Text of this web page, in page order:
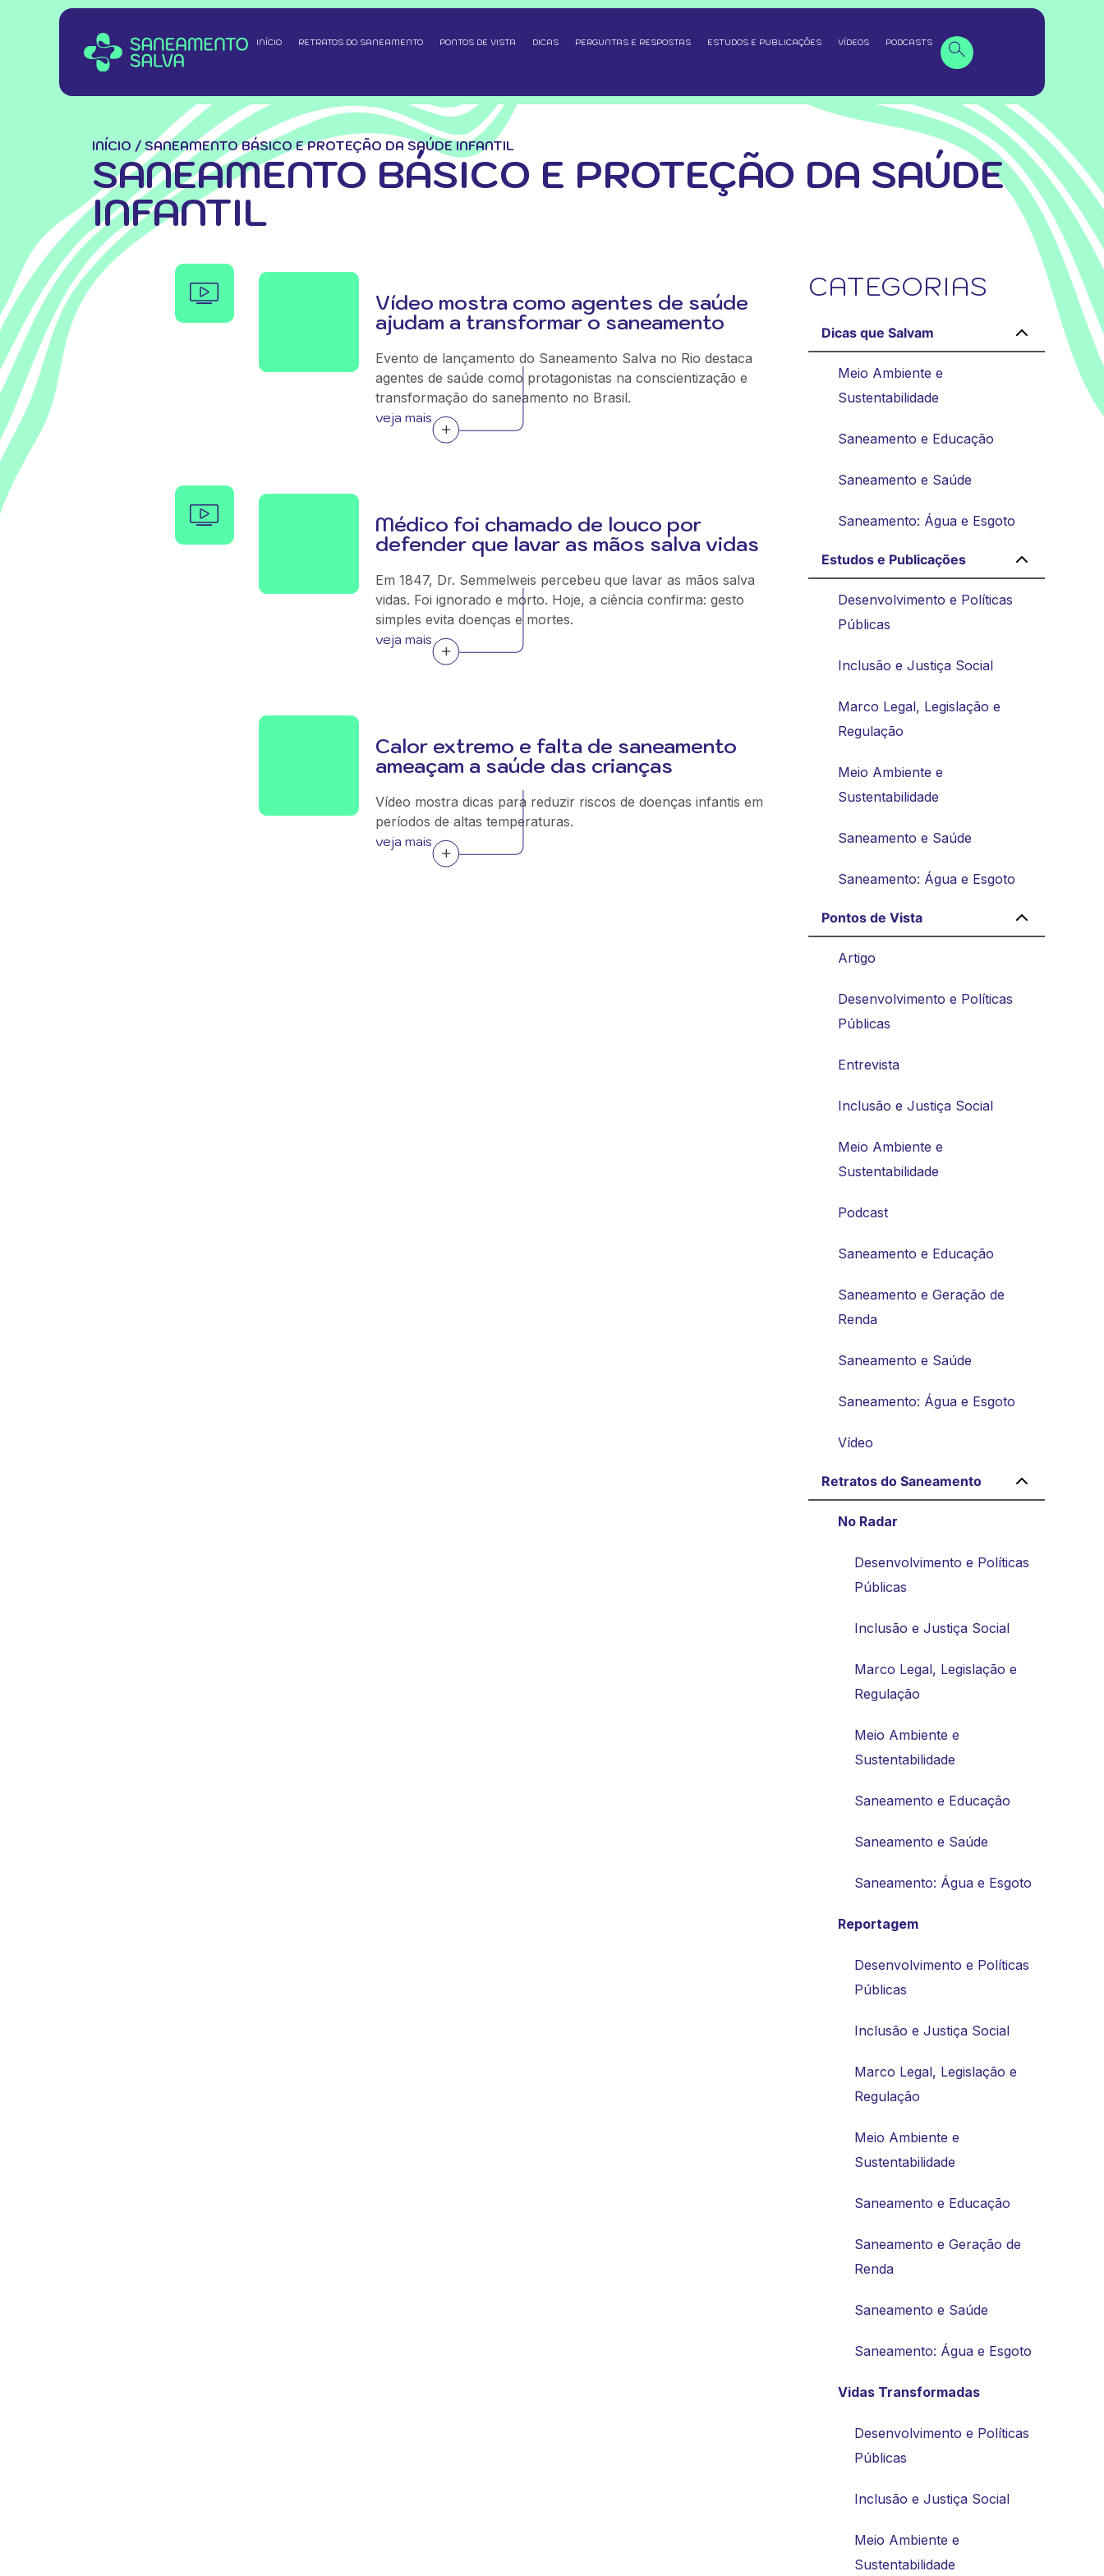
INÍCIO RETRATOS DO SANEAMENTO PONTOS DE VISTA DICAS PERGUNTAS E RESPOSTAS ESTUDOS E PUBLICAÇÕES VÍDEOS PODCASTS
INÍCIO / SANEAMENTO BÁSICO E PROTEÇÃO DA SAÚDE INFANTIL
SANEAMENTO BÁSICO E PROTEÇÃO DA SAÚDE
INFANTIL
Vídeo mostra como agentes de saúde
ajudam a transformar o saneamento
Evento de lançamento do Saneamento Salva no Rio destaca
agentes de saúde como protagonistas na conscientização e
transformação do saneamento no Brasil.
veja mais
Médico foi chamado de louco por
defender que lavar as mãos salva vidas
Em 1847, Dr. Semmelweis percebeu que lavar as mãos salva
vidas. Foi ignorado e morto. Hoje, a ciência confirma: gesto
simples evita doenças e mortes.
veja mais
Calor extremo e falta de saneamento
ameaçam a saúde das crianças
Vídeo mostra dicas para reduzir riscos de doenças infantis em
períodos de altas temperaturas.
veja mais
CATEGORIAS
Dicas que Salvam
Meio Ambiente e
Sustentabilidade
Saneamento e Educação
Saneamento e Saúde
Saneamento: Água e Esgoto
Estudos e Publicações
Desenvolvimento e Políticas
Públicas
Inclusão e Justiça Social
Marco Legal, Legislação e
Regulação
Meio Ambiente e
Sustentabilidade
Saneamento e Saúde
Saneamento: Água e Esgoto
Pontos de Vista
Artigo
Desenvolvimento e Políticas
Públicas
Entrevista
Inclusão e Justiça Social
Meio Ambiente e
Sustentabilidade
Podcast
Saneamento e Educação
Saneamento e Geração de
Renda
Saneamento e Saúde
Saneamento: Água e Esgoto
Vídeo
Retratos do Saneamento
No Radar
Desenvolvimento e Políticas
Públicas
Inclusão e Justiça Social
Marco Legal, Legislação e
Regulação
Meio Ambiente e
Sustentabilidade
Saneamento e Educação
Saneamento e Saúde
Saneamento: Água e Esgoto
Reportagem
Desenvolvimento e Políticas
Públicas
Inclusão e Justiça Social
Marco Legal, Legislação e
Regulação
Meio Ambiente e
Sustentabilidade
Saneamento e Educação
Saneamento e Geração de
Renda
Saneamento e Saúde
Saneamento: Água e Esgoto
Vidas Transformadas
Desenvolvimento e Políticas
Públicas
Inclusão e Justiça Social
Meio Ambiente e
Sustentabilidade